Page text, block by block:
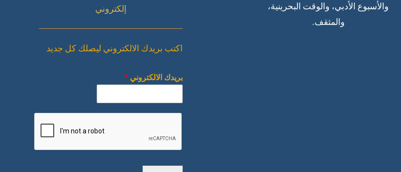
والأسبوع الأدبي، والوقت البحرينية،
والمثقف.
إلكتروني
اكتب بريدك الالكتروني ليصلك كل جديد
بريدك الالكتروني*